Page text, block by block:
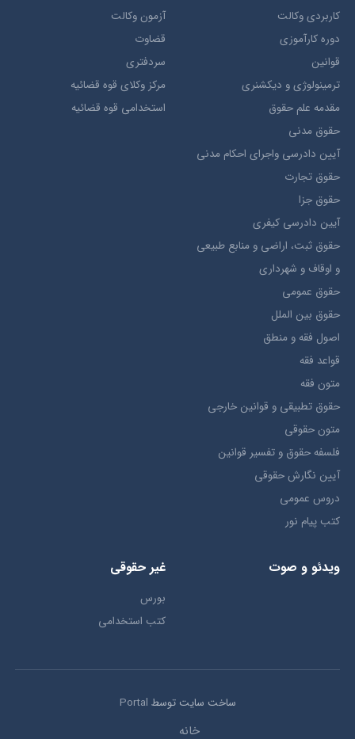
کاربردی وکالت
دوره کارآموزی
قوانین
ترمينولوژي و ديکشنري
مقدمه علم حقوق
حقوق مدني
آيين دادرسي ​واجراي ​احکام ​مدني
حقوق تجارت
حقوق جزا
آيین دادرسی کیفری
حقوق ثبت، اراضي و منابع طبيعي
و اوقاف و شهرداری
حقوق عمومی
حقوق بين الملل
اصول فقه و منطق
قواعد فقه
متون فقه
حقوق تطبيقي و قوانین خارجی
متون حقوقي
فلسفه حقوق و تفسیر قوانین
آیین نگارش حقوقی
دروس عمومی
کتب پیام نور
آزمون وکالت
قضاوت
سردفتری
مرکز وکلای قوه قضائیه
استخدامی قوه قضائیه
ویدئو و صوت غیر حقوقی
بورس
کتب استخدامی
ساخت سایت توسط Portal
خانه